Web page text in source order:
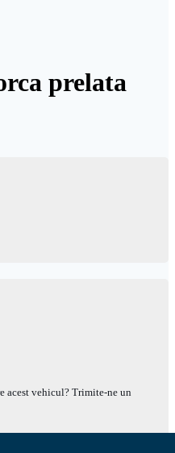
prelata
acest vehicul? Trimite-ne un